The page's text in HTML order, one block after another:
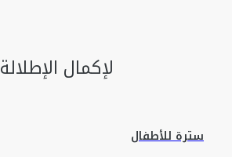
لإكمال الإطلالة
سترة للأطفال